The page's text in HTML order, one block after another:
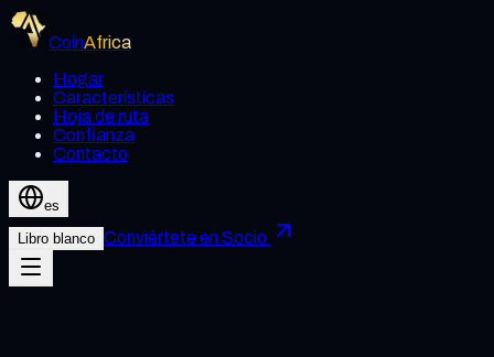
CoinAfrica
Hogar
Características
Hoja de ruta
Confianza
Contacto
es
Libro blanco Conviértete en Socio